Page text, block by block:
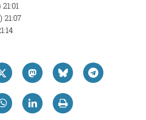
21:07